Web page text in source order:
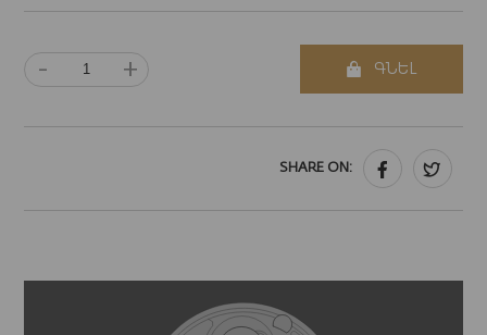
- + ԳՆԵԼ
SHARE ON: